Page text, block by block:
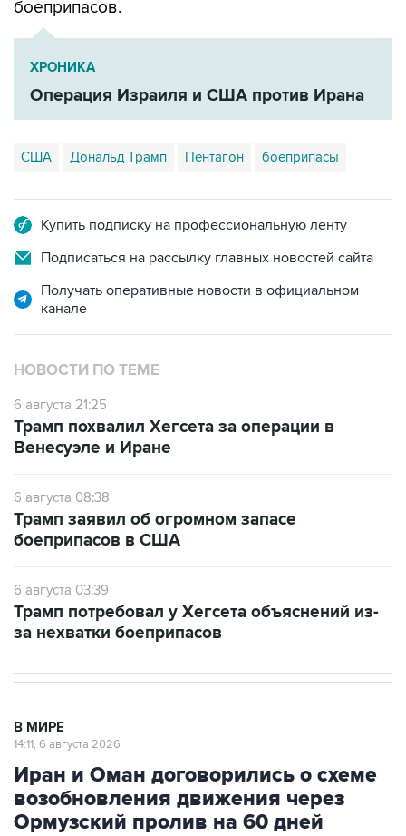
боеприпасов.
ХРОНИКА
Операция Израиля и США против Ирана
США Дональд Трамп Пентагон боеприпасы
Купить подписку на профессиональную ленту
Подписаться на рассылку главных новостей сайта
Получать оперативные новости в официальном
канале
НОВОСТИ ПО ТЕМЕ
6 августа 21:25
Трамп похвалил Хегсета за операции в
Венесуэле и Иране
6 августа 08:38
Трамп заявил об огромном запасе
боеприпасов в США
6 августа 03:39
Трамп потребовал у Хегсета объяснений из-
за нехватки боеприпасов
В МИРЕ
14:11, 6 августа 2026
Иран и Оман договорились о схеме
возобновления движения через
Ормузский пролив на 60 дней